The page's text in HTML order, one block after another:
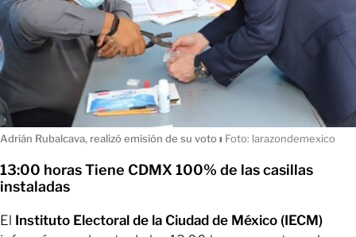
Adrián Rubalcava, realizó emisión de su votoı Foto: larazondemexico
13:00 horas Tiene CDMX 100% de las casillas
instaladas
El Instituto Electoral de la Ciudad de México (IECM)